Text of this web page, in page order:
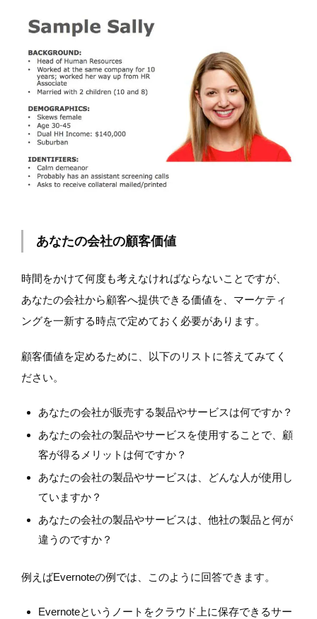
あなたの会社の顧客価値
時間をかけて何度も考えなければならないことですが、
あなたの会社から顧客へ提供できる価値を、マーケティ
ングを一新する時点で定めておく必要があります。
顧客価値を定めるために、以下のリストに答えてみてく
ださい。
あなたの会社が販売する製品やサービスは何ですか？
あなたの会社の製品やサービスを使用することで、顧
客が得るメリットは何ですか？
あなたの会社の製品やサービスは、どんな人が使用し
ていますか？
あなたの会社の製品やサービスは、他社の製品と何が
違うのですか？
例えばEvernoteの例では、このように回答できます。
Evernoteというノートをクラウド上に保存できるサー